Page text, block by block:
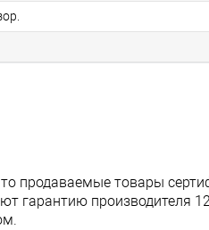
продаваемые товары
гарантию производителя